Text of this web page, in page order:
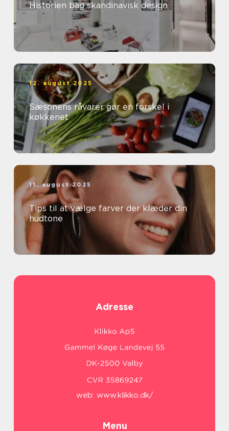
Historien bag skandinavisk design
12. august 2025
Sæsonens råvarer gør en forskel i
køkkenet
11. august 2025
Tips til at vælge farver der klæder din
hudtone
Adresse
web: www.klikko.dk/
Menu